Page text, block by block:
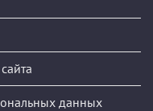
данных